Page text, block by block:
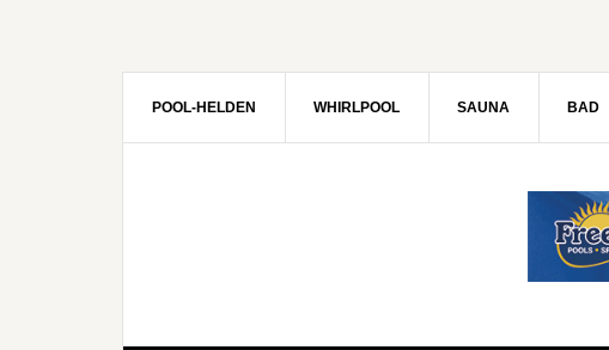
POOL-HELDEN WHIRLPOOL SAUNA BAD